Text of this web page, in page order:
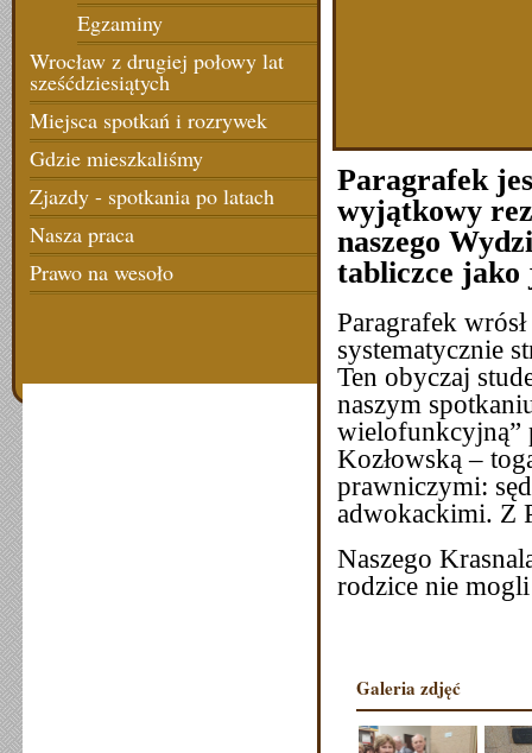
Egzaminy
Wrocław z drugiej połowy lat
sześćdziesiątych
Miejsca spotkań i rozrywek
Gdzie mieszkaliśmy
Zjazdy - spotkania po latach
Nasza praca
Prawo na wesoło
Paragrafek
wyjątkowy
naszego
tabliczce jako
Paragrafek
systematycznie
Ten obyczaj
naszym
wielofunkcyjną”
Kozłowską –
prawniczymi:
adwokackimi. Z
Naszego
rodzice nie
Galeria zdjęć